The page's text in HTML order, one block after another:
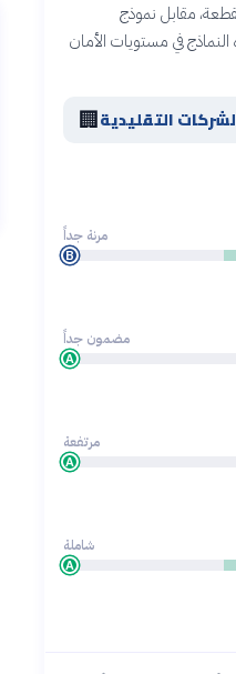
مقابل نموذج
في مستويات الأمان
التقليدية🏢
مرنة جداً
B
مضمون جداً
A
مرتفعة
A
شاملة
A